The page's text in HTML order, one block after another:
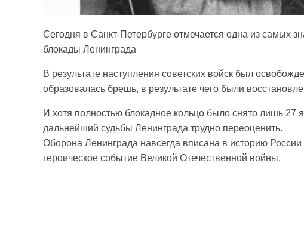
Сегодня в Санкт-Петербурге отмечается одна из самых
блокады Ленинграда
В результате наступления советских войск был
образовалась брешь, в результате чего были
И хотя полностью блокадное кольцо было снято лишь 27
дальнейший судьбы Ленинграда трудно переоценить.
Оборона Ленинграда навсегда вписана в историю
героическое событие Великой Отечественной войны.